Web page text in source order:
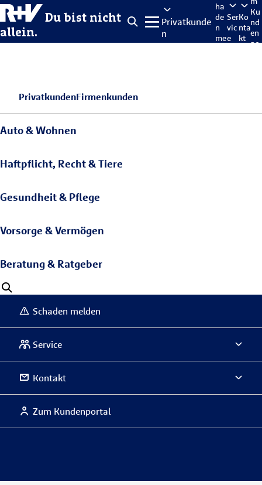
Du bist nicht
allein.
Privatkunde
n
ha
de
n
me
Ser
vic
e
Ko
nta
kt
Ku
nd
en
po
PrivatkundenFirmenkunden
Auto & Wohnen
Haftpflicht, Recht & Tiere
Gesundheit & Pflege
Vorsorge & Vermögen
Beratung & Ratgeber
Schaden melden
Service
Kontakt
Zum Kundenportal